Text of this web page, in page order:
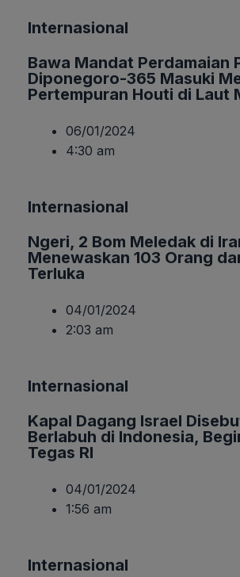
Internasional
Bawa Mandat Perdamaian
Diponegoro-365 Masuki
Pertempuran Houti di Laut
06/01/2024
4:30 am
Internasional
Ngeri, 2 Bom Meledak di
Menewaskan 103 Orang
Terluka
04/01/2024
2:03 am
Internasional
Kapal Dagang Israel
Berlabuh di Indonesia,
Tegas RI
04/01/2024
1:56 am
Internasional